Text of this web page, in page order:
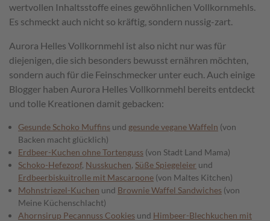
wertvollen Inhaltsstoffe eines gewöhnlichen Vollkornmehls.
Es schmeckt auch nicht so kräftig, sondern nussig-zart.
Aurora Helles Vollkornmehl ist also nicht nur was für
diejenigen, die sich besonders bewusst ernähren möchten,
sondern auch für die Feinschmecker unter euch. Auch einige
Blogger haben Aurora Helles Vollkornmehl bereits entdeckt
und tolle Kreationen damit gebacken:
Gesunde Schoko Muffins und gesunde vegane Waffeln (von
Backen macht glücklich)
Erdbeer-Kuchen ohne Tortenguss (von Stadt Land Mama)
Schoko-Hefezopf, Nusskuchen, Süße Spiegeleier und
Erdbeerbiskuitrolle mit Mascarpone (von Maltes Kitchen)
Mohnstriezel-Kuchen und Brownie Waffel Sandwiches (von
Meine Küchenschlacht)
Ahornsirup Pecannuss Cookies und Himbeer-Blechkuchen mit